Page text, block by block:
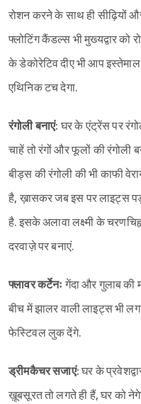
रोशन करने के साथ ही सीढ़ियों
फ्लोटिंग कैंडल्स भी मुख्यद्वार
के डेकोरेटिव दीए भी आप
एथिनिक टच देगा.
रंगोली बनाएं: घर के एंट्रेंस पर
चाहें तो रंगों और फूलों की रंगोली
बीड्स की रंगोली की भी काफी
है, ख़ासकर जब इस पर लाइट्स
है. इसके अलावा लक्ष्मी के
दरवाज़े पर बनाएं.
फ्लावर कर्टेनः गेंदा और गुलाब की
बीच में झालर वाली लाइट्स भी
फेस्टिवल लुक देंगे.
ड्रीमकैचर सजाएं: घर के
ख़ूबसूरत तो लगते ही हैं, घर को